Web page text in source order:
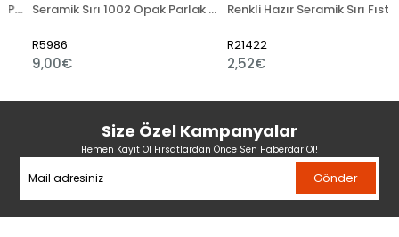
Seramik Sırı 1002 Opak Parlak Toz
R5986
9,00€
Renkli Hazır Seramik Sırı Fıstık Yeşili 521-5
R21422
2,52€
Size Özel Kampanyalar
Hemen Kayıt Ol Fırsatlardan Önce Sen Haberdar Ol!
Gönder